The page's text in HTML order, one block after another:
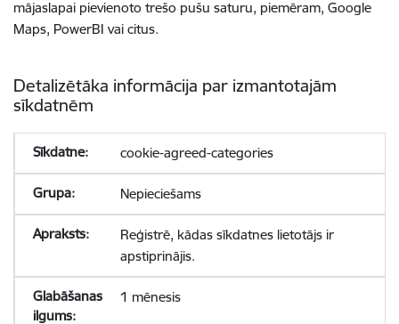
mājaslapai pievienoto trešo pušu saturu, piemēram, Google
Maps, PowerBI vai citus.
Detalizētāka informācija par izmantotajām
sīkdatnēm
cookie-agreed-categories
Nepieciešams
Reģistrē, kādas sīkdatnes lietotājs ir
apstiprinājis.
1 mēnesis